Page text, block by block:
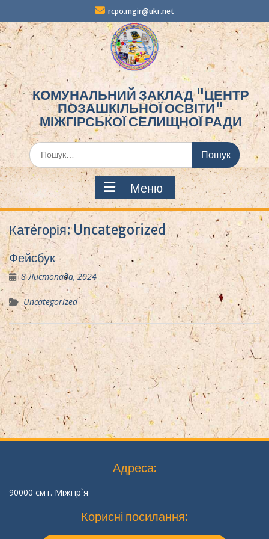
вмісту
rcpo.mgir@ukr.net
КОМУНАЛЬНИЙ ЗАКЛАД "ЦЕНТР
ПОЗАШКІЛЬНОЇ ОСВІТИ"
МІЖГІРСЬКОЇ СЕЛИЩНОЇ РАДИ
Шукати:
Меню
Категорія:Uncategorized
Фейсбук
8 Листопада, 2024
Uncategorized
Адреса:
90000 смт. Міжгір`я
Корисні посилання: